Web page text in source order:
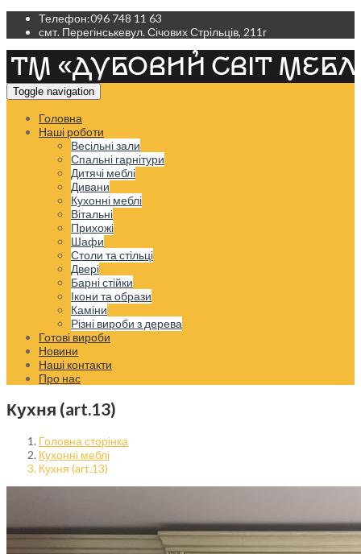
Телефон:096 748 11 63
смт. Перегінськевул. Січових Стрільців, 211г
Toggle navigation
Головна
Наші роботи
Весільні зали
Спальні гарнітури
Дитячі меблі
Дивани
Кухонні меблі
Вітальні
Прихожі
Шафи
Столи та стільці
Двері
Барні стійки
Ікони та образи
Каміни
Різні вироби з дерева
Готові вироби
Новини
Наші контакти
Про нас
Кухня (art.13)
Головна сторінка
Кухонні меблі
Кухня (art.13)